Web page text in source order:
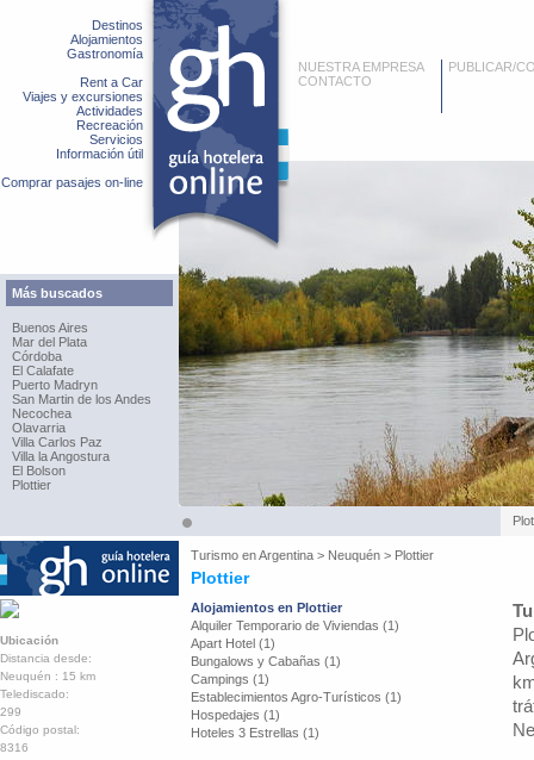
Destinos
Alojamientos
Gastronomía
Rent a Car
Viajes y excursiones
Actividades
Recreación
Servicios
Información útil
Comprar pasajes on-line
Más buscados
Buenos Aires
Mar del Plata
Córdoba
El Calafate
Puerto Madryn
San Martin de los Andes
Necochea
Olavarria
Villa Carlos Paz
Villa la Angostura
El Bolson
Plottier
NUESTRA EMPRESA
CONTACTO
PUBLICAR/
Turismo enArgentina > Neuquén > Plottier
Plottier
Ubicación
Distancia desde:
Neuquén : 15 km
Telediscado:
299
Código postal:
8316
Alojamientos en Plottier
Alquiler Temporario de Viviendas (1)
Apart Hotel (1)
Bungalows y Cabañas (1)
Campings (1)
Establecimientos Agro-Turísticos (1)
Hospedajes (1)
Hoteles 3 Estrellas (1)